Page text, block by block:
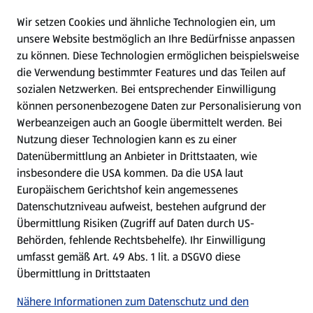
Gewinnspiele
Mein HOFER. Meine Einkäufe.
Meine Meinung. Mein HOFER.
Gutscheingroßbestellung
(öffnet in einem neuen Tab)
Folge uns hier:
Jetzt die HOFER App downloaden
Wir setzen Cookies und ähnliche Technologien ein, um
unsere Website bestmöglich an Ihre Bedürfnisse anpassen
zu können. Diese Technologien ermöglichen beispielsweise
die Verwendung bestimmter Features und das Teilen auf
sozialen Netzwerken. Bei entsprechender Einwilligung
können personenbezogene Daten zur Personalisierung von
Werbeanzeigen auch an Google übermittelt werden. Bei
Nutzung dieser Technologien kann es zu einer
Datenübermittlung an Anbieter in Drittstaaten, wie
insbesondere die USA kommen. Da die USA laut
Europäischem Gerichtshof kein angemessenes
Datenschutzniveau aufweist, bestehen aufgrund der
Übermittlung Risiken (Zugriff auf Daten durch US-
Behörden, fehlende Rechtsbehelfe). Ihr Einwilligung
umfasst gemäß Art. 49 Abs. 1 lit. a DSGVO diese
Übermittlung in Drittstaaten
Nähere Informationen zum Datenschutz und den